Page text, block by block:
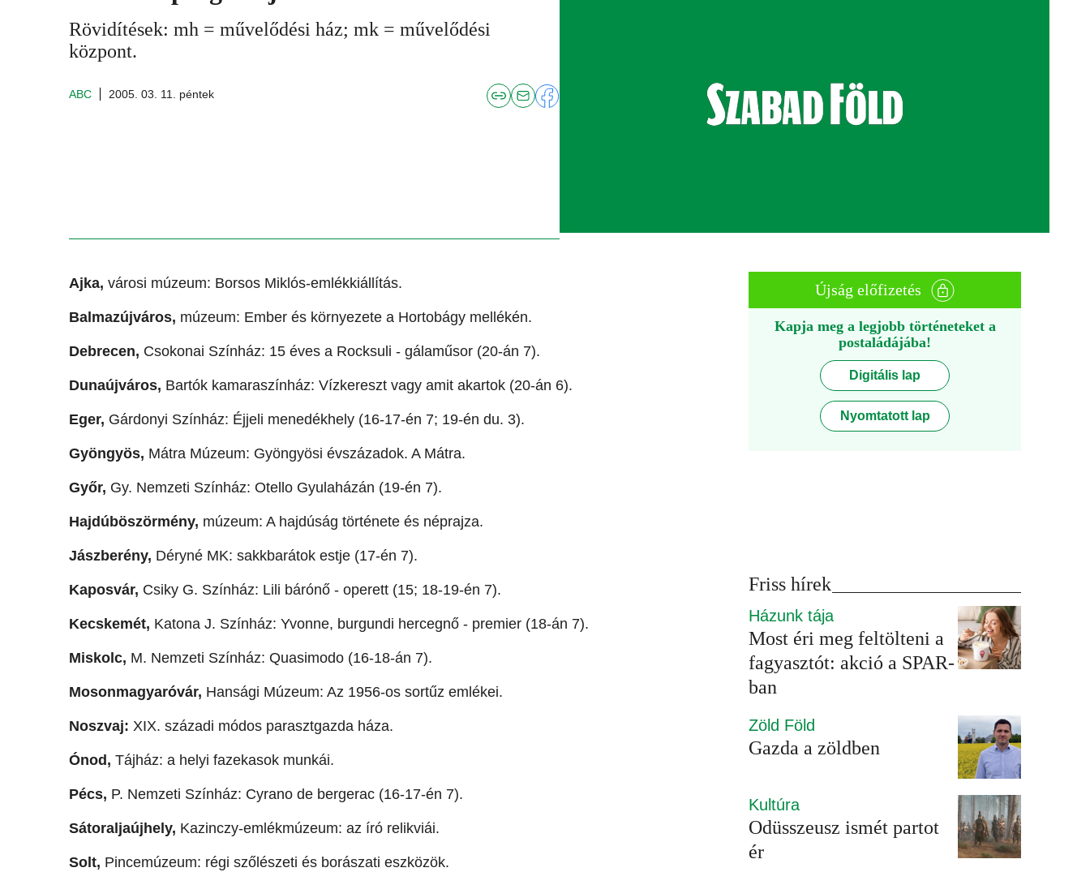
Rövidítések: mh = művelődési ház; mk = művelődési
központ.
ABC 2005. 03. 11. péntek
Ajka, városi múzeum: Borsos Miklós-emlékkiállítás.
Balmazújváros, múzeum: Ember és környezete a Hortobágy mellékén.
Debrecen, Csokonai Színház: 15 éves a Rocksuli - gálaműsor (20-án 7).
Dunaújváros, Bartók kamaraszínház: Vízkereszt vagy amit akartok (20-án 6).
Eger, Gárdonyi Színház: Éjjeli menedékhely (16-17-én 7; 19-én du. 3).
Gyöngyös, Mátra Múzeum: Gyöngyösi évszázadok. A Mátra.
Győr, Gy. Nemzeti Színház: Otello Gyulaházán (19-én 7).
Hajdúböszörmény, múzeum: A hajdúság története és néprajza.
Jászberény, Déryné MK: sakkbarátok estje (17-én 7).
Kaposvár, Csiky G. Színház: Lili bárónő - operett (15; 18-19-én 7).
Kecskemét, Katona J. Színház: Yvonne, burgundi hercegnő - premier (18-án 7).
Miskolc, M. Nemzeti Színház: Quasimodo (16-18-án 7).
Mosonmagyaróvár, Hansági Múzeum: Az 1956-os sortűz emlékei.
Noszvaj: XIX. századi módos parasztgazda háza.
Ónod, Tájház: a helyi fazekasok munkái.
Pécs, P. Nemzeti Színház: Cyrano de bergerac (16-17-én 7).
Sátoraljaújhely, Kazinczy-emlékmúzeum: az író relikviái.
Solt, Pincemúzeum: régi szőlészeti és borászati eszközök.
Újság előfizetés
Kapja meg a legjobb történeteket a
postaládájába!
Digitális lap
Nyomtatott lap
Friss hírek
Házunk tája
Most éri meg feltölteni a
fagyasztót: akció a SPAR-
ban
Zöld Föld
Gazda a zöldben
Kultúra
Odüsszeusz ismét partot
ér